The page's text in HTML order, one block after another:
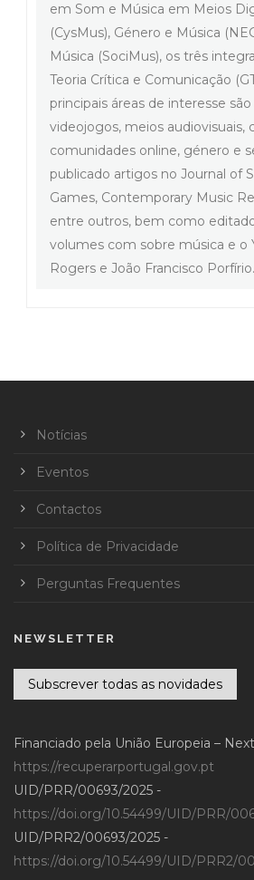
em Som e Música em Meios
(CysMus), Género e Música
Música (SociMus), os três
Teoria Crítica e Comunicação
principais áreas de interesse
videojogos, meios audiovisuais,
comunidades online, género e
publicado artigos no Journal of
Games, Contemporary Music
entre outros, bem como
volumes com sobre música e o
Rogers e João Francisco Porfírio.
Notícias
Eventos
Contactos
Política de Privacidade
Perguntas Frequentes
NEWSLETTER
Subscrever todas as novidades
Financiado pela União Europeia –
https://recuperarportugal.gov.pt
UID/PRR/00693/2025 -
https://doi.org/10.54499/UID/PRR/
UID/PRR2/00693/2025 -
https://doi.org/10.54499/UID/PRR2/